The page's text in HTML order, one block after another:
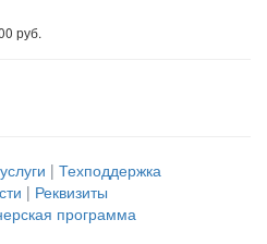
руб.
| Техподдержка
| Реквизиты
программа